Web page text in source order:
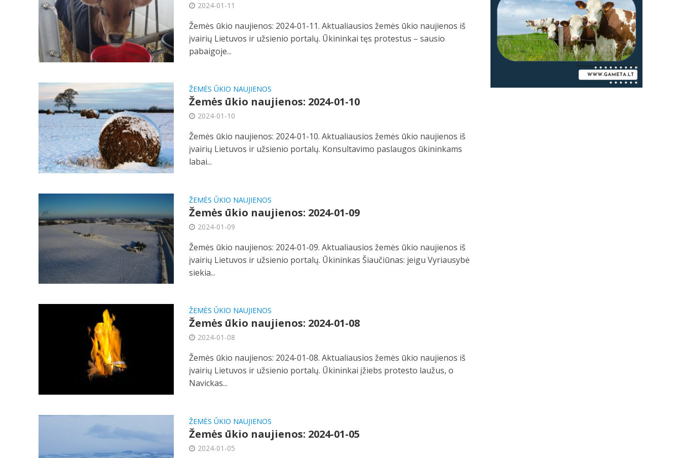
2024-01-11
Žemės ūkio naujienos: 2024-01-11. Aktualiausios žemės ūkio naujienos iš
įvairių Lietuvos ir užsienio portalų. Ūkininkai tęs protestus – sausio
pabaigoje...
ŽEMĖS ŪKIO NAUJIENOS
Žemės ūkio naujienos: 2024-01-10
2024-01-10
Žemės ūkio naujienos: 2024-01-10. Aktualiausios žemės ūkio naujienos iš
įvairių Lietuvos ir užsienio portalų. Konsultavimo paslaugos ūkininkams
labai...
ŽEMĖS ŪKIO NAUJIENOS
Žemės ūkio naujienos: 2024-01-09
2024-01-09
Žemės ūkio naujienos: 2024-01-09. Aktualiausios žemės ūkio naujienos iš
įvairių Lietuvos ir užsienio portalų. Ūkininkas Šiaučiūnas: jeigu Vyriausybė
siekia...
ŽEMĖS ŪKIO NAUJIENOS
Žemės ūkio naujienos: 2024-01-08
2024-01-08
Žemės ūkio naujienos: 2024-01-08. Aktualiausios žemės ūkio naujienos iš
įvairių Lietuvos ir užsienio portalų. Ūkininkai įžiebs protesto laužus, o
Navickas...
ŽEMĖS ŪKIO NAUJIENOS
Žemės ūkio naujienos: 2024-01-05
2024-01-05